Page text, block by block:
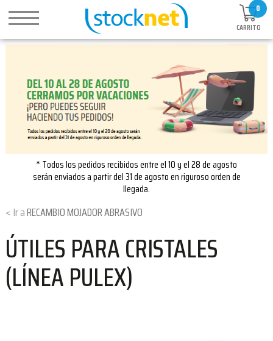
0
CARRITO
* Todos los pedidos recibidos entre el 10 y el 28 de agosto
serán enviados a partir del 31 de agosto en riguroso orden de
llegada.
RECAMBIO MOJADOR ABRASIVO
ÚTILES PARA CRISTALES
(LÍNEA PULEX)